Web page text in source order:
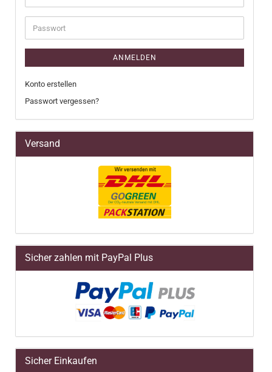
Mail-
Adresse
Passwort
ANMELDEN
Konto erstellen
Passwort vergessen?
Versand
Sicher zahlen mit PayPal Plus
Sicher Einkaufen